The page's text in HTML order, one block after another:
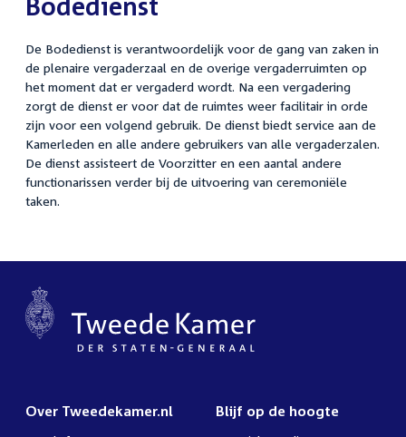
De Bodedienst is verantwoordelijk voor de gang van zaken in
de plenaire vergaderzaal en de overige vergaderruimten op
het moment dat er vergaderd wordt. Na een vergadering
zorgt de dienst er voor dat de ruimtes weer facilitair in orde
zijn voor een volgend gebruik. De dienst biedt service aan de
Kamerleden en alle andere gebruikers van alle vergaderzalen.
De dienst assisteert de Voorzitter en een aantal andere
functionarissen verder bij de uitvoering van ceremoniële
taken.
Over Tweedekamer.nl Blijf op de hoogte